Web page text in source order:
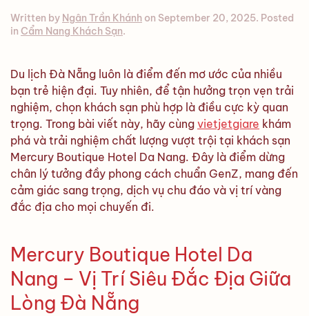
Written by Ngân Trần Khánh on September 20, 2025. Posted
in Cẩm Nang Khách Sạn.
Du lịch Đà Nẵng luôn là điểm đến mơ ước của nhiều
bạn trẻ hiện đại. Tuy nhiên, để tận hưởng trọn vẹn trải
nghiệm, chọn khách sạn phù hợp là điều cực kỳ quan
trọng. Trong bài viết này, hãy cùng vietjetgiare khám
phá và trải nghiệm chất lượng vượt trội tại khách sạn
Mercury Boutique Hotel Da Nang. Đây là điểm dừng
chân lý tưởng đầy phong cách chuẩn GenZ, mang đến
cảm giác sang trọng, dịch vụ chu đáo và vị trí vàng
đắc địa cho mọi chuyến đi.
Mercury Boutique Hotel Da
Nang – Vị Trí Siêu Đắc Địa Giữa
Lòng Đà Nẵng